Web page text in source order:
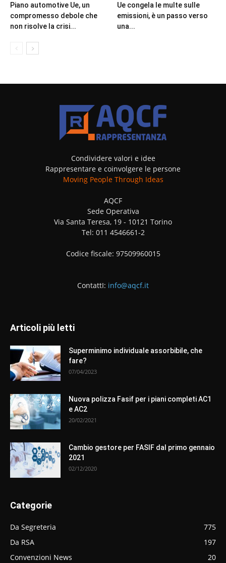
Piano automotive Ue, un
compromesso debole che
non risolve la crisi...
Ue congela le multe sulle
emissioni, è un passo verso
una...
Condividere valori e idee
Rappresentare e coinvolgere le persone
Moving People Through Ideas
AQCF
Sede Operativa
Via Santa Teresa, 19 - 10121 Torino
Tel: 011 4546661-2
Codice fiscale: 97509960015
ContattI: info@aqcf.it
Articoli più letti
Superminimo individuale assorbibile, che
fare?
07/04/2023
Nuova polizza Fasif per i piani completi AC1
e AC2
20/02/2021
Cambio gestore per FASIF dal primo gennaio
2021
02/12/2020
Categorie
Da Segreteria
775
Da RSA
197
Convenzioni News
20